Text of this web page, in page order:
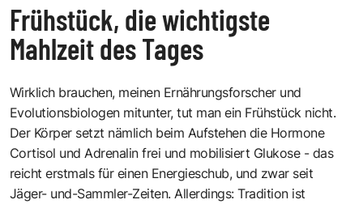
Frühstück, die wichtigste
Mahlzeit des Tages
Wirklich brauchen, meinen Ernährungsforscher und
Evolutionsbiologen mitunter, tut man ein Frühstück nicht.
Der Körper setzt nämlich beim Aufstehen die Hormone
Cortisol und Adrenalin frei und mobilisiert Glukose - das
reicht erstmals für einen Energieschub, und zwar seit
Jäger- und-Sammler-Zeiten. Allerdings: Tradition ist